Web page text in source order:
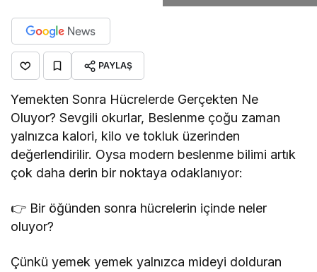
PAYLAŞ
Yemekten Sonra Hücrelerde Gerçekten Ne
Oluyor? Sevgili okurlar, Beslenme çoğu zaman
yalnızca kalori, kilo ve tokluk üzerinden
değerlendirilir. Oysa modern beslenme bilimi artık
çok daha derin bir noktaya odaklanıyor:
👉 Bir öğünden sonra hücrelerin içinde neler
oluyor?
Çünkü yemek yemek yalnızca mideyi dolduran